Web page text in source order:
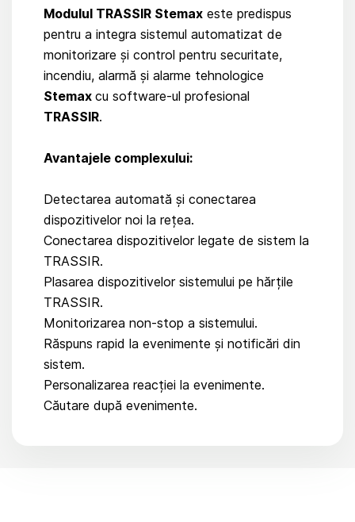
Modulul TRASSIR Stemax este predispus
pentru a integra sistemul automatizat de
monitorizare și control pentru securitate,
incendiu, alarmă și alarme tehnologice
Stemax cu software-ul profesional
TRASSIR.
Avantajele complexului:
Detectarea automată și conectarea
dispozitivelor noi la rețea.
Conectarea dispozitivelor legate de sistem la
TRASSIR.
Plasarea dispozitivelor sistemului pe hărțile
TRASSIR.
Monitorizarea non-stop a sistemului.
Răspuns rapid la evenimente și notificări din
sistem.
Personalizarea reacției la evenimente.
Căutare după evenimente.